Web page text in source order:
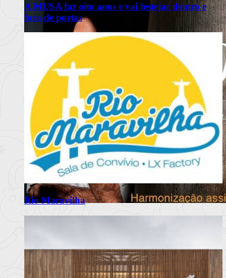
A MUSA faz oito anos e vai festejar dentro e
fora de portas
Rio Maravilha
Octávio Freitas, chef do Desarma, é o convidado de julho do
Palatial Atí